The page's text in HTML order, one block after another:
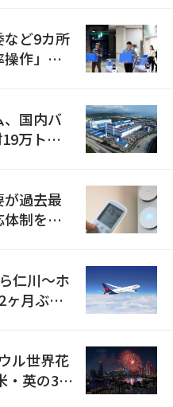
ど9カ所
作」の
、国内バ
万トン
過去最
制を点
仁川〜ホ
月ぶり
ル世界花
・英の3カ